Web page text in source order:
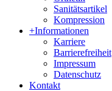
Sanitätsartikel
Kompression
+Informationen
Karriere
Barrierefreiheit
Impressum
Datenschutz
Kontakt